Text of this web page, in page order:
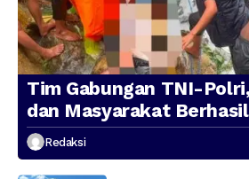
Tim Gabungan TNI-
dan Masyarakat
Presenter TVRI Papua
Hilang di Sungai Memti
Redaksi